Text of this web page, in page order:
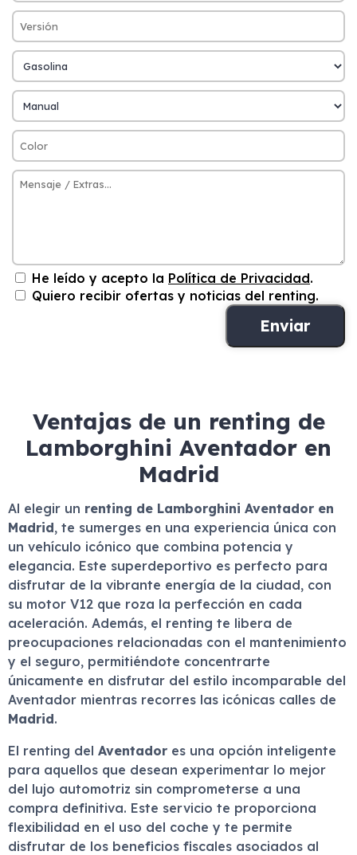
He leído y acepto la Política de Privacidad.
Quiero recibir ofertas y noticias del renting.
Ventajas de un renting de
Lamborghini Aventador en
Madrid
Al elegir un renting de Lamborghini Aventador en
Madrid, te sumerges en una experiencia única con
un vehículo icónico que combina potencia y
elegancia. Este superdeportivo es perfecto para
disfrutar de la vibrante energía de la ciudad, con
su motor V12 que roza la perfección en cada
aceleración. Además, el renting te libera de
preocupaciones relacionadas con el mantenimiento
y el seguro, permitiéndote concentrarte
únicamente en disfrutar del estilo incomparable del
Aventador mientras recorres las icónicas calles de
Madrid.
El renting del Aventador es una opción inteligente
para aquellos que desean experimentar lo mejor
del lujo automotriz sin comprometerse a una
compra definitiva. Este servicio te proporciona
flexibilidad en el uso del coche y te permite
disfrutar de los beneficios fiscales asociados al